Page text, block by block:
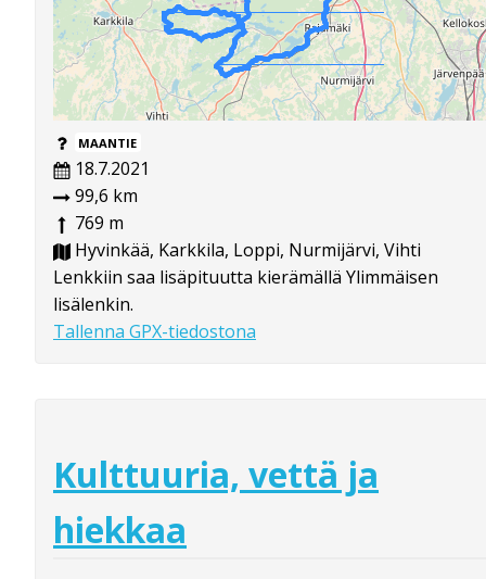
MAANTIE
18.7.2021
99,6 km
769 m
Hyvinkää, Karkkila, Loppi, Nurmijärvi, Vihti
Lenkkiin saa lisäpituutta kierämällä Ylimmäisen
lisälenkin.
Tallenna GPX-tiedostona
Kulttuuria, vettä ja
hiekkaa